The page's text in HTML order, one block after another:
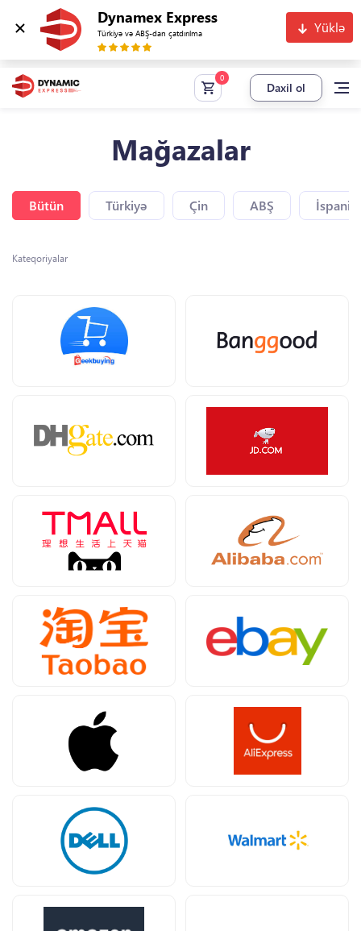
Dynamex Express
Türkiyə və ABŞ-dan çatdırılma Yüklə
Daxil ol
Mağazalar
Bütün Türkiyə Çin ABŞ
Kateqoriyalar